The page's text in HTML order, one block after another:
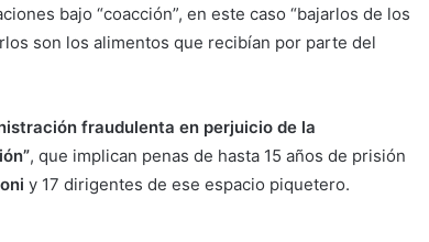
bajo “coacción”, en este caso “bajarlos de los
son los alimentos que recibían por parte del
fraudulenta en perjuicio de la
, que implican penas de hasta 15 años de prisión
y 17 dirigentes de ese espacio piquetero.